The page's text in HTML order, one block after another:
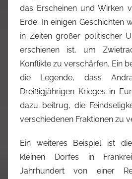
das Erscheinen und Wirken
Erde. In einigen Geschichten
in Zeiten großer politischer
erschienen ist, um
Konflikte zu verschärfen. Ein
die Legende, dass
Dreißigjährigen Krieges in
dazu beitrug, die
verschiedenen Fraktionen zu
Ein weiteres Beispiel ist
kleinen Dorfes in
Jahrhundert von einer